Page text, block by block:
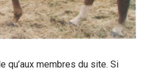
qu’aux membres du site. Si